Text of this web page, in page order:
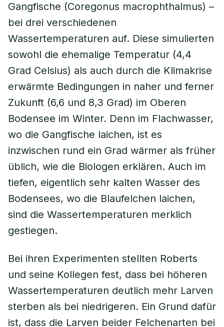
Gangfische (Coregonus macrophthalmus) –
bei drei verschiedenen
Wassertemperaturen auf. Diese simulierten
sowohl die ehemalige Temperatur (4,4
Grad Celsius) als auch durch die Klimakrise
erwärmte Bedingungen in naher und ferner
Zukunft (6,6 und 8,3 Grad) im Oberen
Bodensee im Winter. Denn im Flachwasser,
wo die Gangfische laichen, ist es
inzwischen rund ein Grad wärmer als früher
üblich, wie die Biologen erklären. Auch im
tiefen, eigentlich sehr kalten Wasser des
Bodensees, wo die Blaufelchen laichen,
sind die Wassertemperaturen merklich
gestiegen.
Bei ihren Experimenten stellten Roberts
und seine Kollegen fest, dass bei höheren
Wassertemperaturen deutlich mehr Larven
sterben als bei niedrigeren. Ein Grund dafür
ist, dass die Larven beider Felchenarten bei